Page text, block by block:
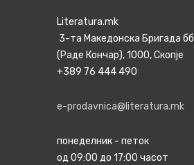
Literatura.mk
3-та Македонска Бригада бб
(Раде Кончар), 1000, Скопје
+389 76 444 490
e-prodavnica@literatura.mk
понеделник - петок
од 09:00 до 17:00 часот